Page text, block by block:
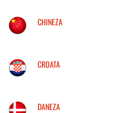
CHINEZA
CROATA
DANEZA